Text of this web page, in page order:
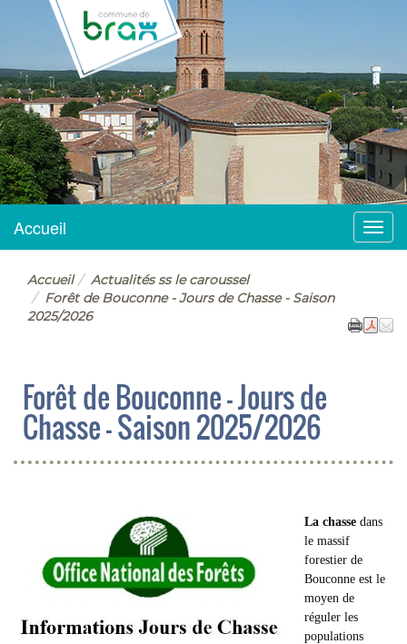
BRAX
Menu
Accueil
Accueil
Actualités ss le caroussel
Forêt de Bouconne - Jours de Chasse - Saison
2025/2026
Forêt de Bouconne - Jours de
Chasse - Saison 2025/2026
La chasse dans
le massif
forestier de
Bouconne est le
moyen de
réguler les
populations